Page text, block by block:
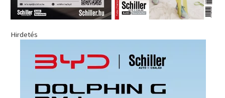
Hirdetés